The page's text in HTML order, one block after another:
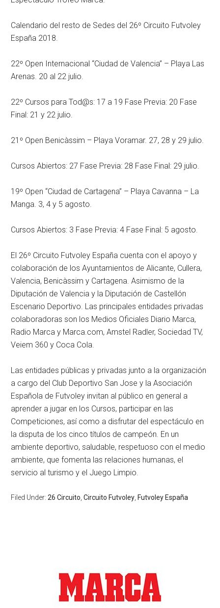
Calendario del resto de Sedes del 26º Circuito Futvoley
España 2018.
22º Open Internacional “Ciudad de Valencia” – Playa Las
Arenas. 20 al 22 julio.
22º Cursos para Tod@s: 17 a 19 Fase Previa: 20 Fase
Final: 21 y 22 julio.
21º Open Benicàssim – Playa Voramar. 27, 28 y 29 julio.
Cursos Abiertos: 27 Fase Previa: 28 Fase Final: 29 julio.
19º Open “Ciudad de Cartagena” – Playa Cavanna – La
Manga. 3, 4 y 5 agosto.
Cursos Abiertos: 3 Fase Previa: 4 Fase Final: 5 agosto.
El 26º Circuito Futvoley España cuenta con el apoyo y
colaboración de los Ayuntamientos de Alicante, Cullera,
Valencia, Benicàssim y Cartagena. Asimismo de la
Diputación de Valencia y la Diputación de Castellón
Escenario Deportivo. Las principales entidades privadas
colaboradoras son los Medios Oficiales Diario Marca,
Radio Marca y Marca.com, Amstel Radler, Sociedad TV,
Veiem 360 y Coca Cola.
Las entidades públicas y privadas junto a la organización
a cargo del Club Deportivo San Jose y la Asociación
Española de Futvoley invitan al público en general a
aprender a jugar en los Cursos, participar en las
Competiciones, así como a disfrutar del espectáculo en
la disputa de los cinco títulos de campeón. En un
ambiente deportivo, saludable, respetuoso con el medio
ambiente, que fomenta las relaciones humanas, el
servicio al turismo y el Juego Limpio.
Filed Under:26 Circuito ,Circuito Futvoley Futvoley España